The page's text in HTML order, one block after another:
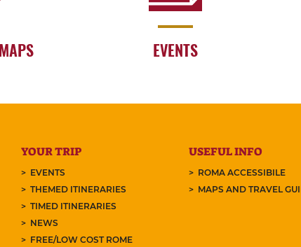
EVENTS
YOUR TRIP
EVENTS
THEMED ITINERARIES
TIMED ITINERARIES
NEWS
FREE/LOW COST ROME
USEFUL INFO
ROMA ACCESSIBILE
MAPS AND TRAVEL